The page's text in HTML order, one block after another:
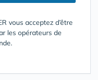
vous acceptez d’être
les opérateurs de